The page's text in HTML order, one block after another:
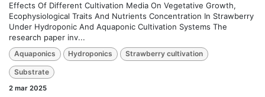
Effects Of Different Cultivation Media On Vegetative Growth,
Ecophysiological Traits And Nutrients Concentration In Strawberry
Under Hydroponic And Aquaponic Cultivation Systems The
research paper inv...
Aquaponics Hydroponics Strawberry cultivation
Substrate
2 mar 2025